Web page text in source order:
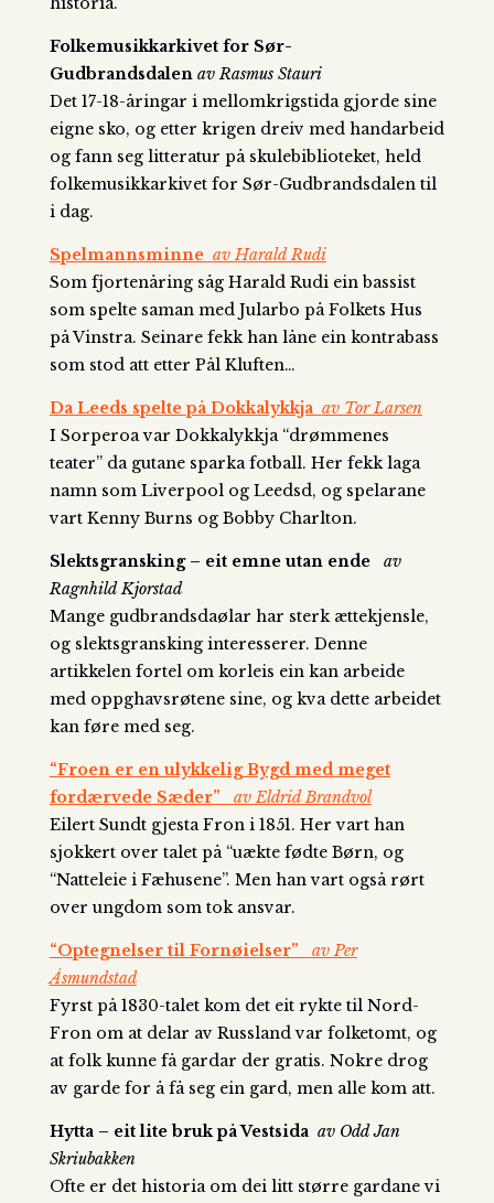
Folkemusikkarkivet for Sør-
Gudbrandsdalen av Rasmus Stauri
Det 17-18-åringar i mellomkrigstida gjorde sine
eigne sko, og etter krigen dreiv med handarbeid
og fann seg litteratur på skulebiblioteket, held
folkemusikkarkivet for Sør-Gudbrandsdalen til
i dag.
Spelmannsminne av Harald Rudi
Som fjortenåring såg Harald Rudi ein bassist
som spelte saman med Jularbo på Folkets Hus
på Vinstra. Seinare fekk han låne ein kontrabass
som stod att etter Pål Kluften…
Da Leeds spelte på Dokkalykkja av Tor Larsen
I Sorperoa var Dokkalykkja “drømmenes
teater” da gutane sparka fotball. Her fekk laga
namn som Liverpool og Leedsd, og spelarane
vart Kenny Burns og Bobby Charlton.
Slektsgransking – eit emne utan ende
av
Ragnhild Kjorstad
Mange gudbrandsdaølar har sterk ættekjensle,
og slektsgransking interesserer. Denne
artikkelen fortel om korleis ein kan arbeide
med oppghavsrøtene sine, og kva dette arbeidet
kan føre med seg.
“Froen er en ulykkelig Bygd med meget
fordærvede Sæder”
av Eldrid Brandvol
Eilert Sundt gjesta Fron i 1851. Her vart han
sjokkert over talet på “uækte fødte Børn, og
“Natteleie i Fæhusene”. Men han vart også rørt
over ungdom som tok ansvar.
“Optegnelser til Fornøielser”
av Per
Åsmundstad
Fyrst på 1830-talet kom det eit rykte til Nord-
Fron om at delar av Russland var folketomt, og
at folk kunne få gardar der gratis. Nokre drog
av garde for å få seg ein gard, men alle kom att.
Hytta – eit lite bruk på Vestsidaav Odd Jan
Skriubakken
Ofte er det historia om dei litt større gardane vi